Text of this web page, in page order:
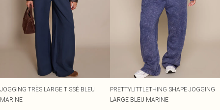
JOGGING TRÈS LARGE TISSÉ BLEU
MARINE
PRETTYLITTLETHING SHAPE JOGGING
LARGE BLEU MARINE